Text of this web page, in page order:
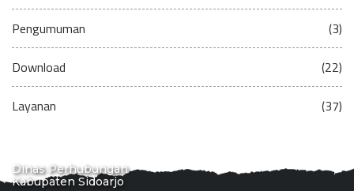
Pengumuman (3)
Download (22)
Layanan (37)
Dinas Perhubungan
Kabupaten Sidoarjo